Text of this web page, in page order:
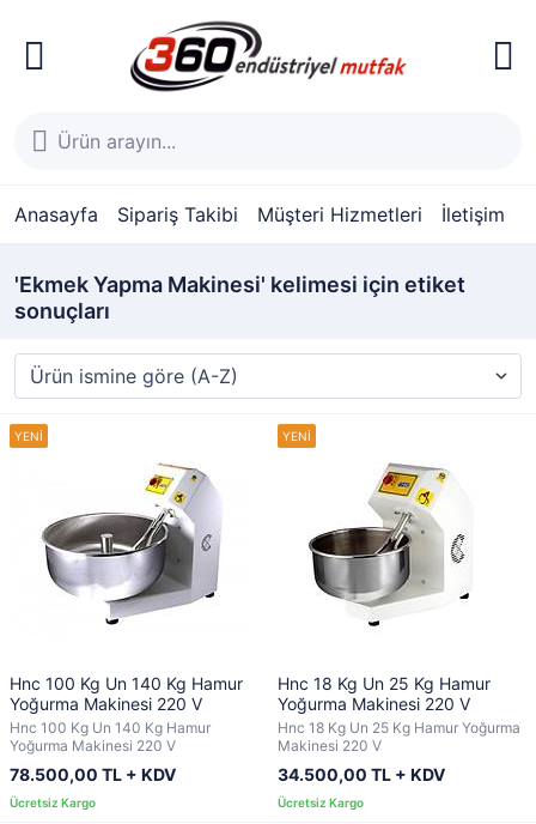
Anasayfa Sipariş Takibi Müşteri Hizmetleri İletişim
'Ekmek Yapma Makinesi' kelimesi için etiket
sonuçları
Hnc 100 Kg Un 140 Kg Hamur
Yoğurma Makinesi 220 V
Hnc 100 Kg Un 140 Kg Hamur
Yoğurma Makinesi 220 V
78.500,00 TL + KDV
Hnc 18 Kg Un 25 Kg Hamur
Yoğurma Makinesi 220 V
Hnc 18 Kg Un 25 Kg Hamur Yoğurma
Makinesi 220 V
34.500,00 TL + KDV